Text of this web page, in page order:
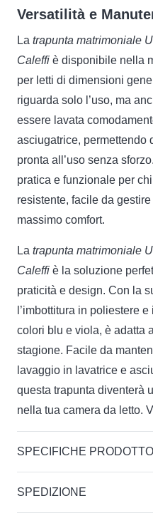
Versatilità e
La trapunta matrimoniale
Caleffi è disponibile nella
per letti di dimensioni
riguarda solo l’uso, ma
essere lavata
asciugatrice, permettendo
pronta all’uso senza
pratica e funzionale per
resistente, facile da
massimo comfort.
La trapunta matrimoniale
Caleffi è la soluzione
praticità e design. Con la
l’imbottitura in poliestere
colori blu e viola, è adatta
stagione. Facile da
lavaggio in lavatrice e
questa trapunta diventerà
nella tua camera da letto.
SPECIFICHE PRODOTTO
SPEDIZIONE